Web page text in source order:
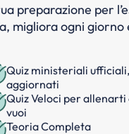
preparazione per
migliora ogni giorno
Quiz ministeriali
aggiornati
Quiz Veloci per allenarti
vuoi
Teoria Completa